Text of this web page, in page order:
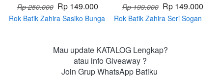
Rp 250.000 Rp 149.000
Rok Batik Zahira Sasiko Bunga
Rp 199.000 Rp 149.000
Rok Batik Zahira Seri Sogan
Mau update KATALOG Lengkap?
atau info Giveaway ?
Join Grup WhatsApp Batiku